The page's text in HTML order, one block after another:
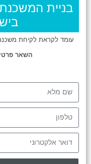
בניית
עומד לקראת לקיחת
השאר